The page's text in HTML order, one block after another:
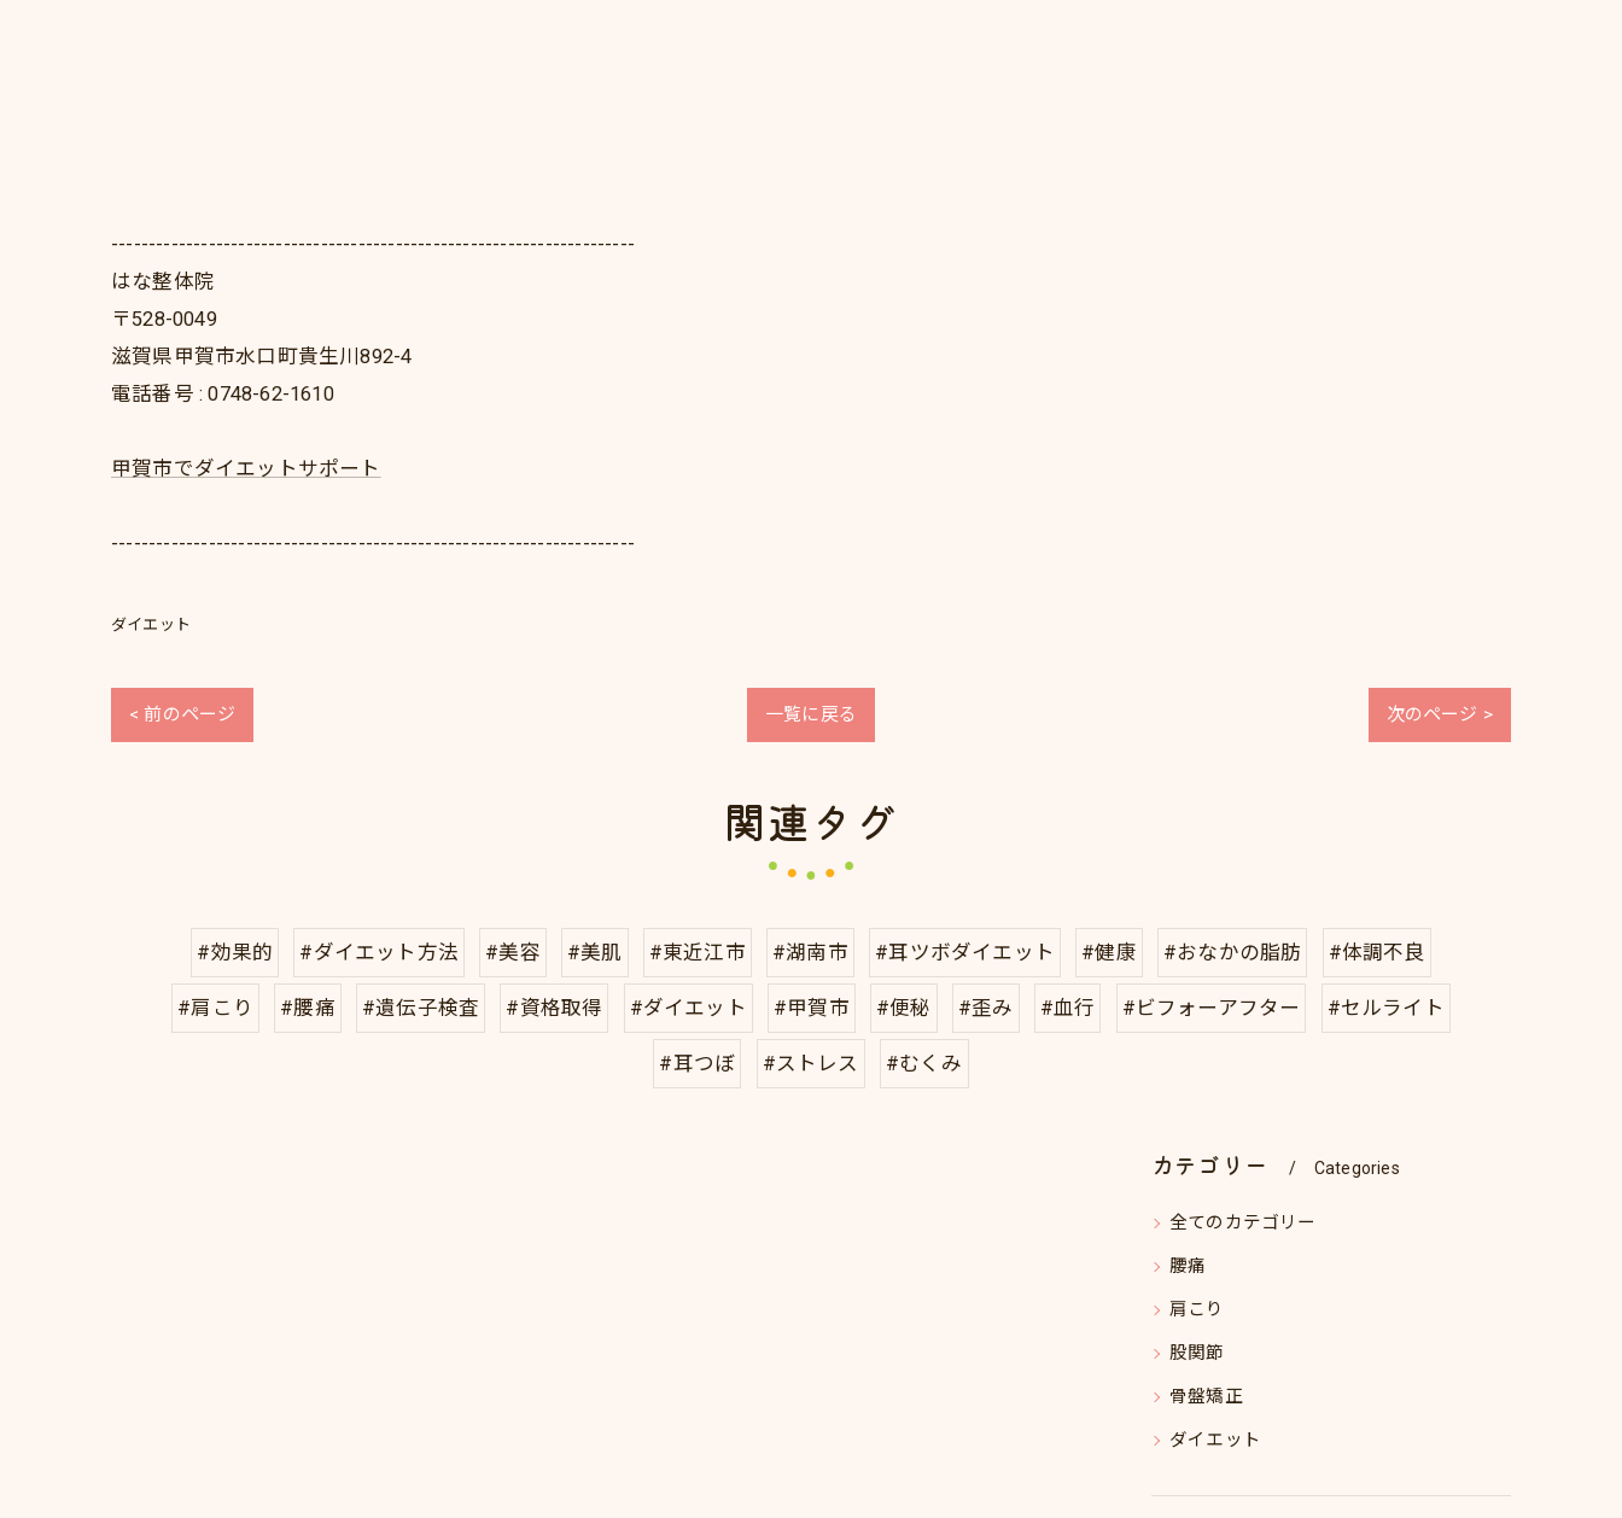
----------------------------------------------------------------------
はな整体院
〒528-0049
滋賀県甲賀市水口町貴生川892-4
電話番号 : 0748-62-1610
甲賀市でダイエットサポート
----------------------------------------------------------------------
ダイエット
< 前のページ 一覧に戻る 次のページ >
関連タグ
#効果的 #ダイエット方法 #美容 #美肌 #東近江市 #湖南市 #耳ツボダイエット #健康 #おなかの脂肪 #体調不良
#肩こり #腰痛 #遺伝子検査 #資格取得 #ダイエット #甲賀市 #便秘 #歪み #血行 #ビフォーアフター #セルライト
#耳つぼ #ストレス #むくみ
カテゴリー Categories
全てのカテゴリー
腰痛
肩こり
股関節
骨盤矯正
ダイエット